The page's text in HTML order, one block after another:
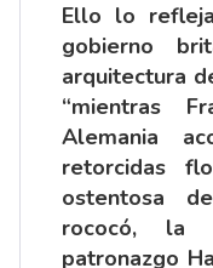
Ello lo
gobierno
arquitectura
“mientras
Alemania
retorcidas
ostentosa
rococó, la
patronazgo